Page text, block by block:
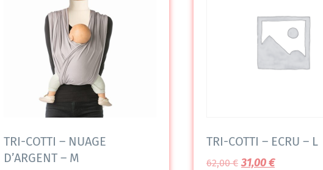
TRI-COTTI – NUAGE
D’ARGENT – M
TRI-COTTI – ECRU – L
62,00€ 31,00€